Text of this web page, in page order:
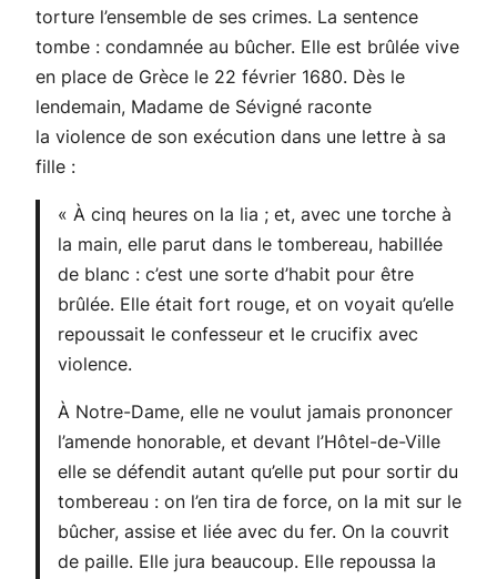
torture l’ensemble de ses crimes. La sentence
tombe : condamnée au bûcher. Elle est brûlée vive
en place de Grèce le 22 février 1680. Dès le
lendemain, Madame de Sévigné raconte
la violence de son exécution dans une lettre à sa
fille :
« À cinq heures on la lia ; et, avec une torche à
la main, elle parut dans le tombereau, habillée
de blanc : c’est une sorte d’habit pour être
brûlée. Elle était fort rouge, et on voyait qu’elle
repoussait le confesseur et le crucifix avec
violence.
À Notre-Dame, elle ne voulut jamais prononcer
l’amende honorable, et devant l’Hôtel-de-Ville
elle se défendit autant qu’elle put pour sortir du
tombereau : on l’en tira de force, on la mit sur le
bûcher, assise et liée avec du fer. On la couvrit
de paille. Elle jura beaucoup. Elle repoussa la